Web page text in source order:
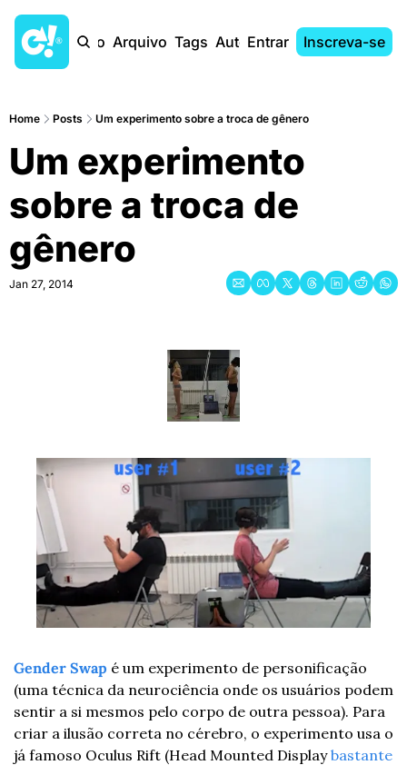
Início Arquivo Tags AutoresEntrar Inscreva-se
Home Posts Um experimento sobre a troca de gênero
Um experimento
sobre a troca de
gênero
Jan 27, 2014
Gender Swap é um experimento de personificação
(uma técnica da neurociência onde os usuários podem
sentir a si mesmos pelo corpo de outra pessoa). Para
criar a ilusão correta no cérebro, o experimento usa o
já famoso Oculus Rift (Head Mounted Display bastante